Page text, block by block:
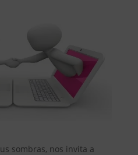
sombras, nos invita a